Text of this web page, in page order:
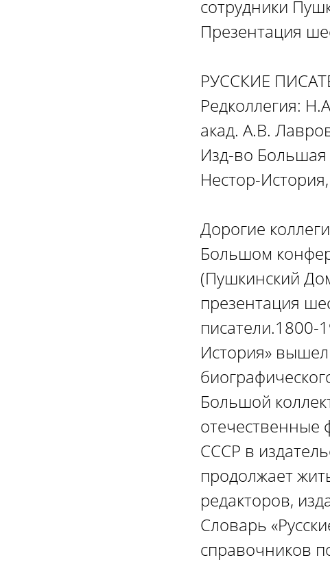
сотрудники
Презентация
РУССКИЕ
Редколлегия:
акад. А.В.
Изд-во
Нестор-
Дорогие
Большом
(Пушкинский
презентация
писатели.1800-
История»
Большой
отечественные
СССР в
продолжает
редакторов,
Словарь
справочников